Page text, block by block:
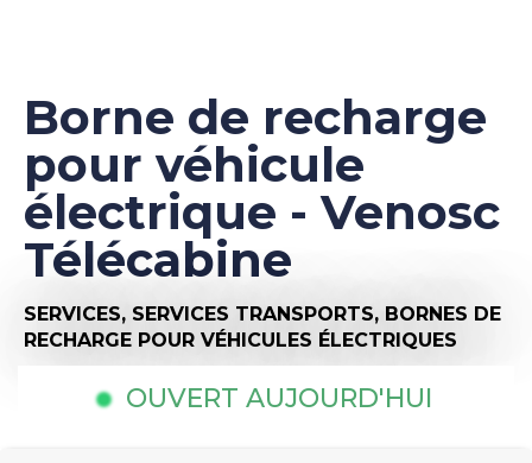
Borne de recharge
pour véhicule
électrique - Venosc
Télécabine
SERVICES, SERVICES TRANSPORTS, BORNES DE
RECHARGE POUR VÉHICULES ÉLECTRIQUES
OUVERT AUJOURD'HUI